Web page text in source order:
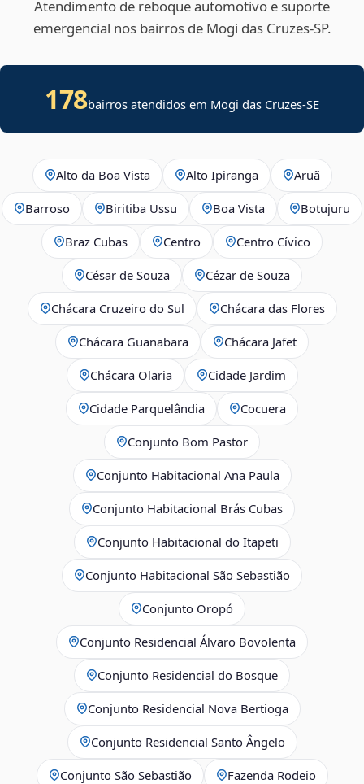
Atendimento de reboque automotivo e suporte
emergencial nos bairros de Mogi das Cruzes‑SP.
178bairros atendidos em Mogi das Cruzes-SE
Alto da Boa Vista Alto Ipiranga Aruã
Barroso Biritiba Ussu Boa Vista Botujuru
Braz Cubas Centro Centro Cívico
César de Souza Cézar de Souza
Chácara Cruzeiro do Sul Chácara das Flores
Chácara Guanabara Chácara Jafet
Chácara Olaria Cidade Jardim
Cidade Parquelândia Cocuera
Conjunto Bom Pastor
Conjunto Habitacional Ana Paula
Conjunto Habitacional Brás Cubas
Conjunto Habitacional do Itapeti
Conjunto Habitacional São Sebastião
Conjunto Oropó
Conjunto Residencial Álvaro Bovolenta
Conjunto Residencial do Bosque
Conjunto Residencial Nova Bertioga
Conjunto Residencial Santo Ângelo
Conjunto São Sebastião Fazenda Rodeio